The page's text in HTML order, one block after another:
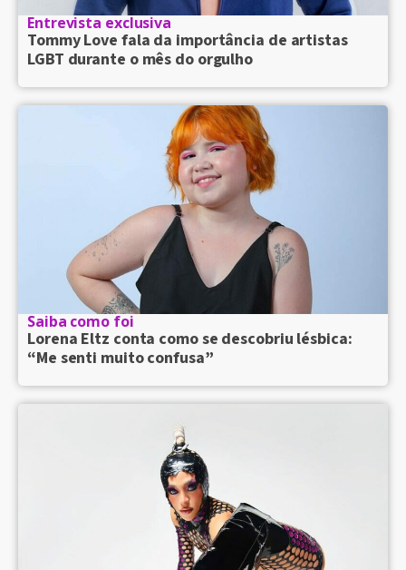
Entrevista exclusiva
Tommy Love fala da importância de artistas
LGBT durante o mês do orgulho
Saiba como foi
Lorena Eltz conta como se descobriu lésbica:
“Me senti muito confusa”